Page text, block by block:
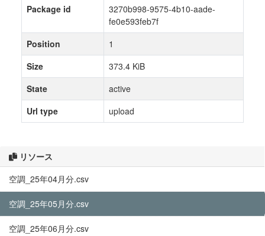
リソース
空調_25年04月分.csv
空調_25年05月分.csv
空調_25年06月分.csv
Package id
3270b998-9575-4b10-aade-
fe0e593feb7f
Position
1
Size
373.4 KiB
State
active
Url type
upload